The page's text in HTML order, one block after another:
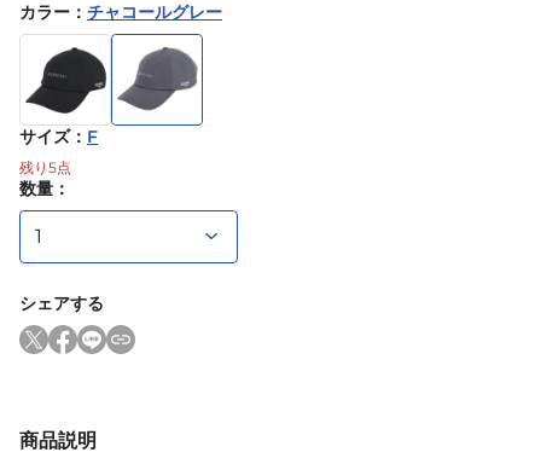
カラー ： チャコールグレー
サイズ： F
残り 5点
数量：
シェアする
商品説明